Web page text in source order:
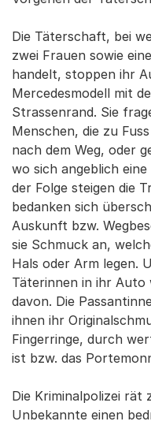
Die Täterschaft, bei
zwei Frauen sowie
handelt, stoppen ihr
Mercedesmodell mit
Strassenrand. Sie
Menschen, die zu
nach dem Weg, oder
wo sich angeblich
der Folge steigen die
bedanken sich
Auskunft bzw.
sie Schmuck an,
Hals oder Arm legen.
Täterinnen in ihr Auto
davon. Die
ihnen ihr
Fingerringe, durch
ist bzw. das
Die Kriminalpolizei rät
Unbekannte einen